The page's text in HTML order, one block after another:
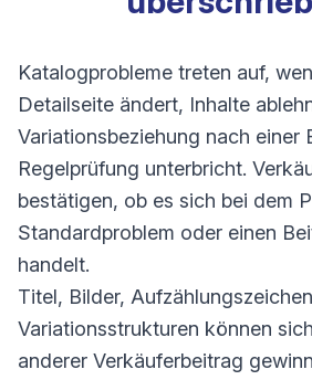
Katalogprobleme treten auf,
Detailseite ändert, Inhalte
Variationsbeziehung nach einer
Regelprüfung unterbricht.
bestätigen, ob es sich bei dem
Standardproblem oder einen
handelt.
Titel, Bilder,
Variationsstrukturen können
anderer Verkäuferbeitrag